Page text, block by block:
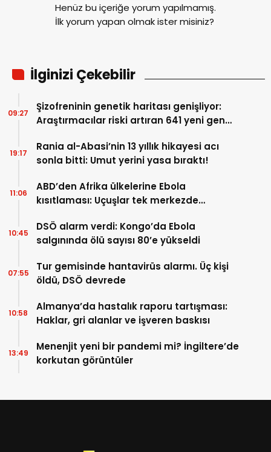
Henüz bu içeriğe yorum yapılmamış.
İlk yorum yapan olmak ister misiniz?
İlginizi Çekebilir
Şizofreninin genetik haritası genişliyor:
Araştırmacılar riski artıran 641 yeni gen
09:27
Rania al-Abasi’nin 13 yıllık hikayesi acı
sonla bitti: Umut yerini yasa bıraktı!
19:17
ABD’den Afrika ülkelerine Ebola
kısıtlaması: Uçuşlar tek merkezde
11:06
DSÖ alarm verdi: Kongo’da Ebola
salgınında ölü sayısı 80’e yükseldi
10:45
Tur gemisinde hantavirüs alarmı. Üç kişi
öldü, DSÖ devrede
07:55
Almanya’da hastalık raporu tartışması:
Haklar, gri alanlar ve işveren baskısı
10:58
Menenjit yeni bir pandemi mi? İngiltere’de
korkutan görüntüler
13:49